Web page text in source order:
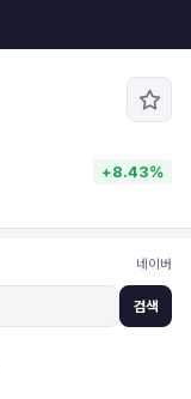
+8.43%
네이버
검색